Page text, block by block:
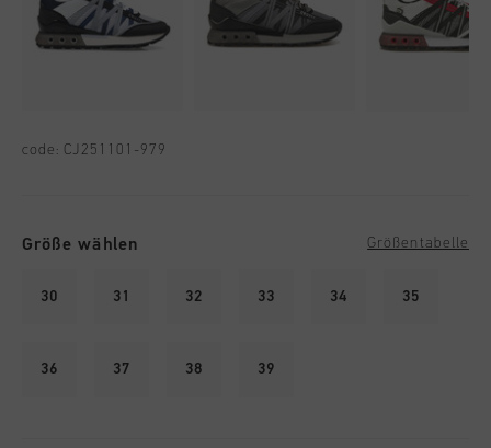
code: CJ251101-979
Größe wählen Größentabelle
30 31 32 33 34 35
36 37 38 39